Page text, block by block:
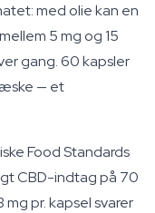
med olie kan en
5 mg og 15
gang. 60 kapsler
æske — et
Food Standards
CBD-indtag på 70
pr. kapsel svarer